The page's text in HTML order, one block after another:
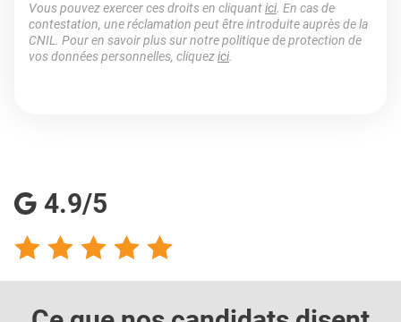
Vous pouvez exercer ces droits en cliquantici. En cas de
contestation, une réclamation peut être introduite auprès de la
CNIL. Pour en savoir plus sur notre politique de protection de
vos données personnelles, cliquezici.
4.9/5